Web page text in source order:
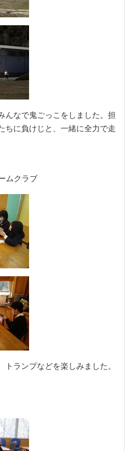
んなで鬼ごっこをしました。担
ちに負けじと、一緒に全力で走
ムクラブ
トランプなどを楽しみました。